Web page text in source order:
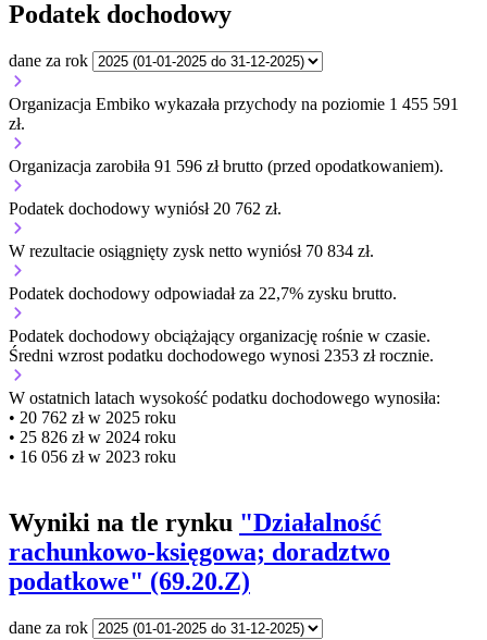
Podatek dochodowy
dane za rok
Organizacja Embiko wykazała przychody na poziomie 1 455 591
zł.
Organizacja zarobiła 91 596 zł brutto (przed opodatkowaniem).
Podatek dochodowy wyniósł 20 762 zł.
W rezultacie osiągnięty zysk netto wyniósł 70 834 zł.
Podatek dochodowy odpowiadał za 22,7% zysku brutto.
Podatek dochodowy obciążający organizację rośnie w czasie.
Średni wzrost podatku dochodowego wynosi 2353 zł rocznie.
W ostatnich latach wysokość podatku dochodowego wynosiła:
• 20 762 zł w 2025 roku
• 25 826 zł w 2024 roku
• 16 056 zł w 2023 roku
Wyniki na tle rynku "Działalność
rachunkowo-księgowa; doradztwo
podatkowe" (69.20.Z)
dane za rok